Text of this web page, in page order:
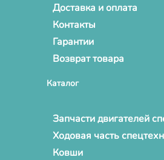
Доставка и оплата
Контакты
Гарантии
Возврат товара
Каталог
Запчасти двигателей
Ходовая часть
Ковши